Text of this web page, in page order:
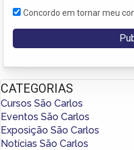
Concordo em tornar meu
CATEGORIAS
Cursos São Carlos
Eventos São Carlos
Exposição São Carlos
Notícias São Carlos